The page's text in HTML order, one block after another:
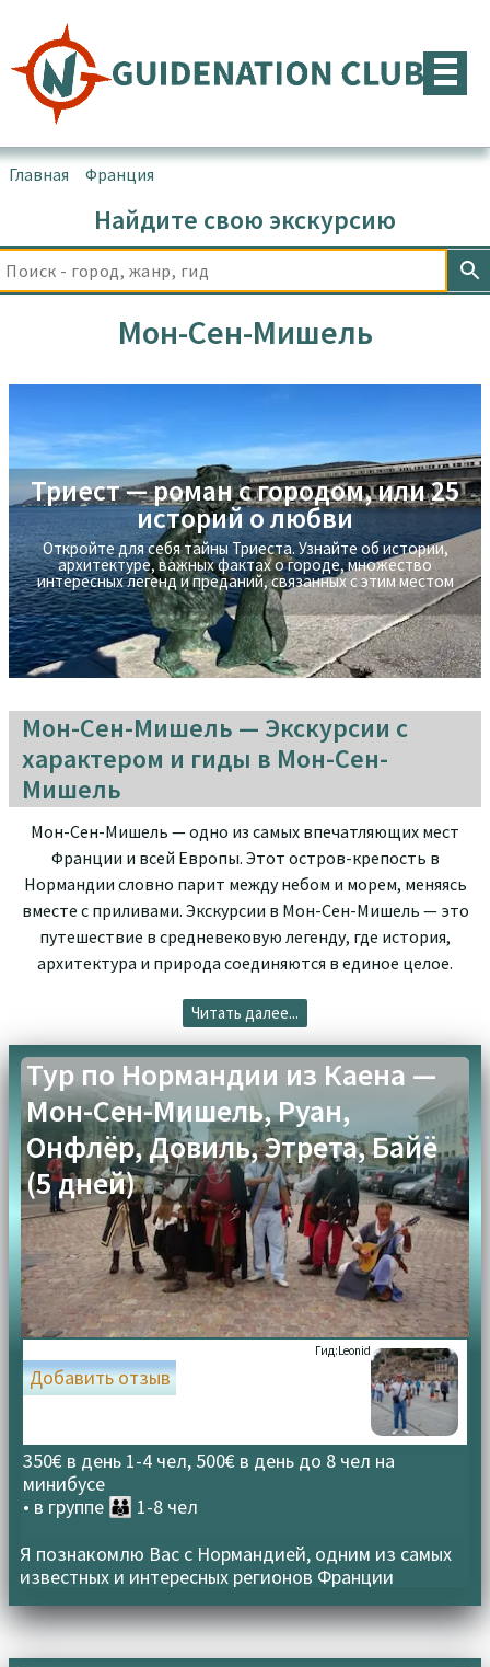
содержимому
Главная Франция
Найдите свою экскурсию
Мон-Сен-Мишель
Экскурсия на яхте в Стамбуле -
прогулка по Босфору
Экскурсия на яхте в Стамбуле - прогулка по Босфору
Триест — роман с городом, или 25
историй о любви
Откройте для себя тайны Триеста. Узнайте об истории,
архитектуре, важных фактах о городе, множествo
интересных легенд и преданий, связанных с этим местом
Мон-Сен-Мишель — Экскурсии с
характером и гиды в Мон-Сен-
Мишель
Мон-Сен-Мишель — одно из самых впечатляющих мест
Франции и всей Европы. Этот остров-крепость в
Нормандии словно парит между небом и морем, меняясь
вместе с приливами. Экскурсии в Мон-Сен-Мишель — это
путешествие в средневековую легенду, где история,
архитектура и природа соединяются в единое целое.
Читать далее...
Тур по Нормандии из Каена —
Мон-Сен-Мишель, Руан,
Онфлёр, Довиль, Этрета, Байё
(5 дней)
Гид:Leonid
350€ в день 1-4 чел, 500€ в день до 8 чел на
минибусе
• в группе 👪 1-8 чел
Добавить отзыв
Я познакомлю Вас с Нормандией, одним из самых
известных и интересных регионов Франции